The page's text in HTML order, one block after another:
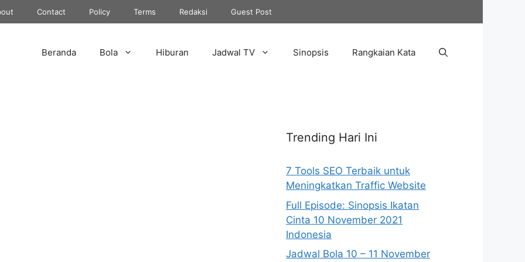
Contact Policy Terms Redaksi Guest Post
Beranda Bola Hiburan Jadwal TV Sinopsis Rangkaian Kata
Trending Hari Ini
7 Tools SEO Terbaik untuk
Meningkatkan Traffic Website
Full Episode: Sinopsis Ikatan
Cinta 10 November 2021
Indonesia
Jadwal Bola 10 – 11 November